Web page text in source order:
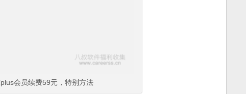
会员续费59元，特别方法